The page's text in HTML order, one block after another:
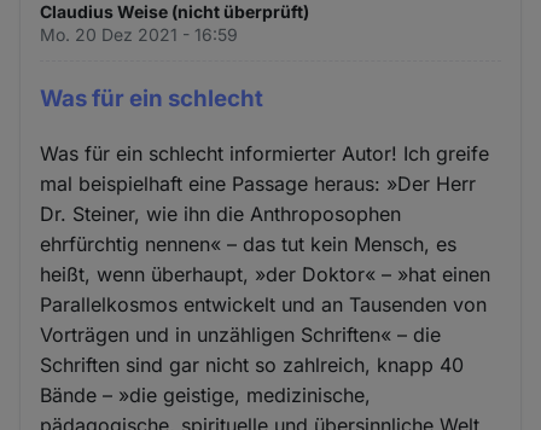
Claudius Weise (nicht überprüft)
Mo. 20 Dez 2021 - 16:59
Was für ein schlecht
Was für ein schlecht informierter Autor! Ich greife
mal beispielhaft eine Passage heraus: »Der Herr
Dr. Steiner, wie ihn die Anthroposophen
ehrfürchtig nennen« – das tut kein Mensch, es
heißt, wenn überhaupt, »der Doktor« – »hat einen
Parallelkosmos entwickelt und an Tausenden von
Vorträgen und in unzähligen Schriften« – die
Schriften sind gar nicht so zahlreich, knapp 40
Bände – »die geistige, medizinische,
pädagogische, spirituelle und übersinnliche Welt